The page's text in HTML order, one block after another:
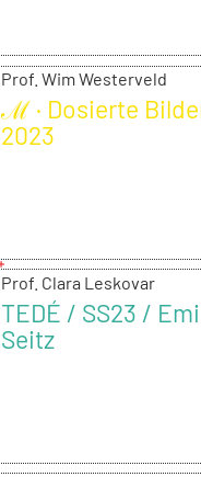
Prof. Wim Westerveld
ℳ · Dosierte
2023
Prof. Clara Leskovar
TEDÉ / SS23 /
Seitz